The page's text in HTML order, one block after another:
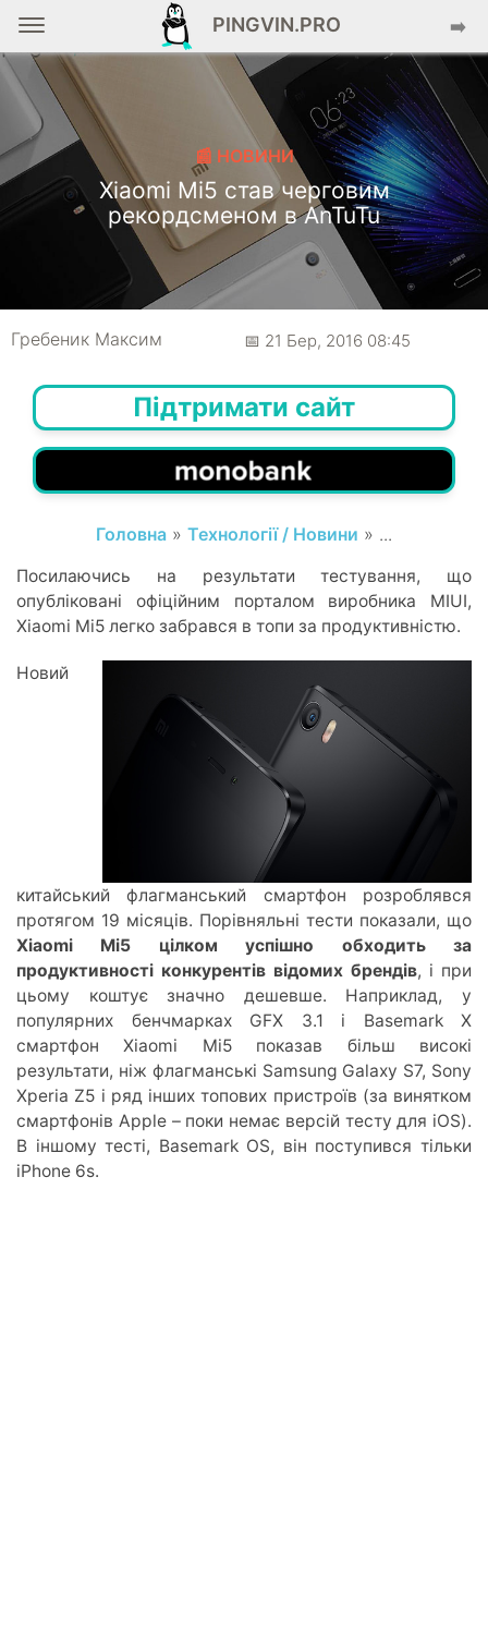
PINGVIN.PRO ➡️
📰 НОВИНИ
Xiaomi Mi5 став черговим
рекордсменом в AnTuTu
Гребеник Максим 📅 21 Бер, 2016 08:45
Підтримати сайт
Головна » Технології / Новини » ...
Посилаючись на результати тестування, що
опубліковані офіційним порталом виробника MIUI,
Xiaomi Mi5 легко забрався в топи за продуктивністю.
Новий
китайський флагманський смартфон розроблявся
протягом 19 місяців. Порівняльні тести показали, що
Xiaomi Mi5 цілком успішно обходить за
продуктивності конкурентів відомих брендів, і при
цьому коштує значно дешевше. Наприклад, у
популярних бенчмарках GFX 3.1 і Basemark X
смартфон Xiaomi Mi5 показав більш високі
результати, ніж флагманські Samsung Galaxy S7, Sony
Xperia Z5 і ряд інших топових пристроїв (за винятком
смартфонів Apple – поки немає версій тесту для iOS).
В іншому тесті, Basemark OS, він поступився тільки
iPhone 6s.